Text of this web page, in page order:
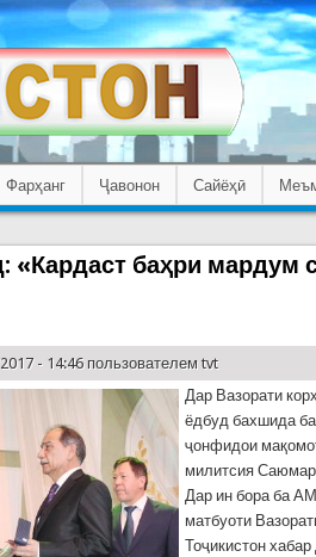
Фарҳанг Ҷавонон Сайёҳӣ
«Кардаст баҳри мардум
- 14:46 пользователемtvt
Дар Вазорати
ёдбуд бахшида
ҷонфидои
милитсия
Дар ин бора ба
матбуоти
Тоҷикистон